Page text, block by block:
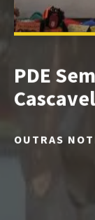
PDE
Cascavel
OUTRAS